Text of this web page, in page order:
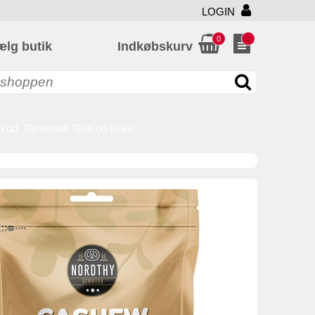
LOGIN
butik Indkøbskurv
0